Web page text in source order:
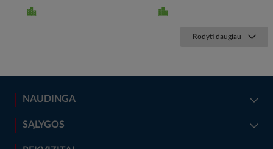
Rodyti daugiau
NAUDINGA
SĄLYGOS